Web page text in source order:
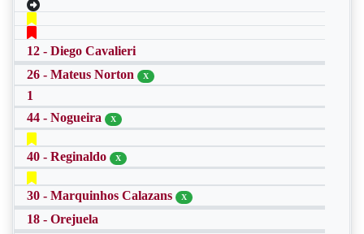
12 - Diego Cavalieri
26 - Mateus Norton
X
1
44 - Nogueira
X
40 - Reginaldo X
30 - Marquinhos Calazans X
18 - Orejuela